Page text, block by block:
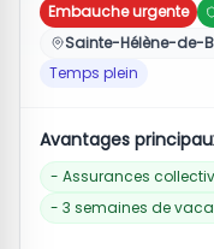
Embauche urgente
Sainte-Hélène-de-
Temps plein
Avantages
- Assurances
- 3 semaines de